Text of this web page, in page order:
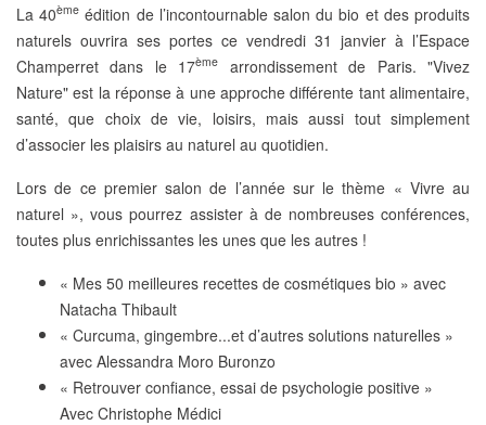
La40ème édition de l’incontournablesalon du bio et des produits
naturels ouvrira ses portes ce vendredi 31 janvier à l’Espace
Champerretdans le 17ème arrondissement de Paris."Vivez
Nature" est la réponse à une approche différente tant alimentaire,
santé, que choix de vie, loisirs, mais aussi tout simplement
d’associer les plaisirs au naturel au quotidien.
Lors de ce premier salon de l’année sur le thème « Vivre au
naturel », vous pourrez assister à de nombreuses conférences,
toutes plus enrichissantes les unes que les autres !
« Mes 50 meilleures recettes de cosmétiques bio » avec
Natacha Thibault
« Curcuma, gingembre...et d’autres solutions naturelles »
avec Alessandra Moro Buronzo
« Retrouver confiance, essai de psychologie positive »
Avec Christophe Médici